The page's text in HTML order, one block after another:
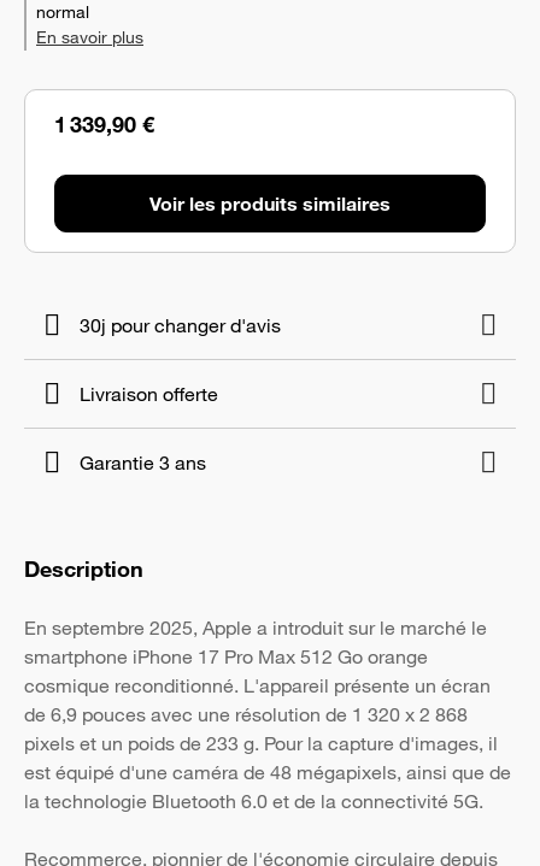
1 339,90 €
Voir les produits similaires
normal
En savoir plus
30j pour changer d'avis
Livraison offerte
Garantie 3 ans
Description
En septembre 2025, Apple a introduit sur le marché le
smartphone iPhone 17 Pro Max 512 Go orange
cosmique reconditionné. L'appareil présente un écran
de 6,9 pouces avec une résolution de 1 320 x 2 868
pixels et un poids de 233 g. Pour la capture d'images, il
est équipé d'une caméra de 48 mégapixels, ainsi que de
la technologie Bluetooth 6.0 et de la connectivité 5G.
Recommerce, pionnier de l'économie circulaire depuis